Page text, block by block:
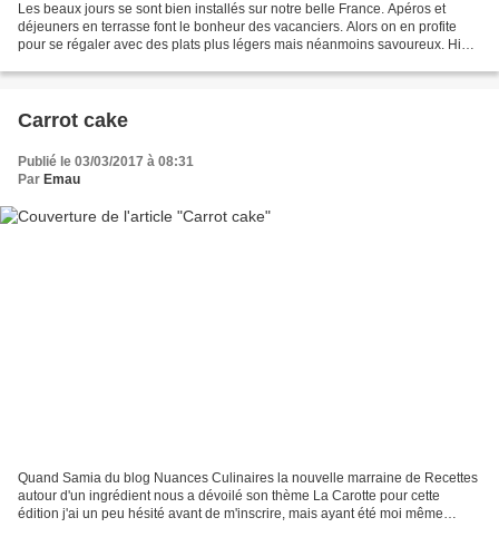
Les beaux jours se sont bien installés sur notre belle France. Apéros et
déjeuners en terrasse font le bonheur des vacanciers. Alors on en profite
pour se régaler avec des plats plus légers mais néanmoins savoureux. Hier
Carrot cake
Publié le 03/03/2017 à 08:31
Par Emau
Quand Samia du blog Nuances Culinaires la nouvelle marraine de Recettes
autour d'un ingrédient nous a dévoilé son thème La Carotte pour cette
édition j'ai un peu hésité avant de m'inscrire, mais ayant été moi même